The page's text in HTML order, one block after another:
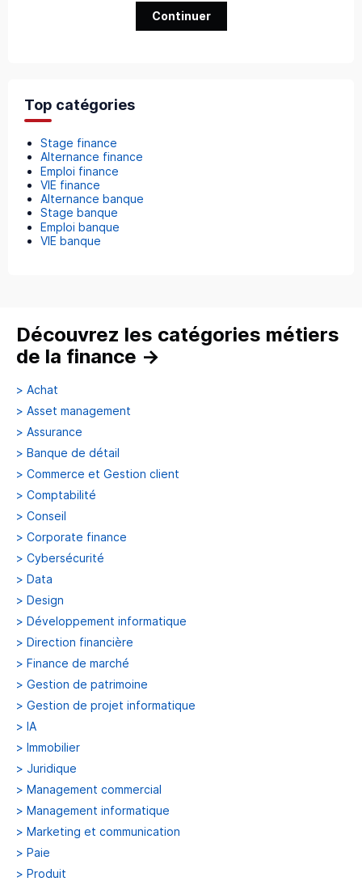
Continuer
Top catégories
Stage finance
Alternance finance
Emploi finance
VIE finance
Alternance banque
Stage banque
Emploi banque
VIE banque
Découvrez les catégories métiers
de la finance →
> Achat
> Asset management
> Assurance
> Banque de détail
> Commerce et Gestion client
> Comptabilité
> Conseil
> Corporate finance
> Cybersécurité
> Data
> Design
> Développement informatique
> Direction financière
> Finance de marché
> Gestion de patrimoine
> Gestion de projet informatique
> IA
> Immobilier
> Juridique
> Management commercial
> Management informatique
> Marketing et communication
> Paie
> Produit